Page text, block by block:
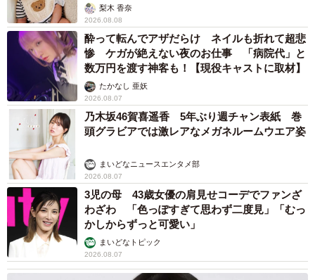
梨木 香奈
2026.08.08
酔って転んでアザだらけ ネイルも折れて超悲
惨 ケガが絶えない夜のお仕事 「病院代」と
数万円を渡す神客も！【現役キャストに取材】
たかなし 亜妖
2026.08.07
乃木坂46賀喜遥香 5年ぶり週チャン表紙 巻
頭グラビアでは激レアなメガネルームウエア姿
まいどなニュースエンタメ部
2026.08.07
3児の母 43歳女優の肩見せコーデでファンざ
わざわ 「色っぽすぎて思わず二度見」「むっ
かしからずっと可愛い」
まいどなトピック
2026.08.07